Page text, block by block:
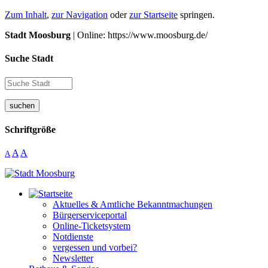
Zum Inhalt, zur Navigation oderzur Startseite springen.
Stadt Moosburg | Online: https://www.moosburg.de/
Suche Stadt
suchen
Schriftgröße
A A A
Aktuelles & Amtliche Bekanntmachungen
Bürgerserviceportal
Online-Ticketsystem
Notdienste
vergessen und vorbei?
Newsletter